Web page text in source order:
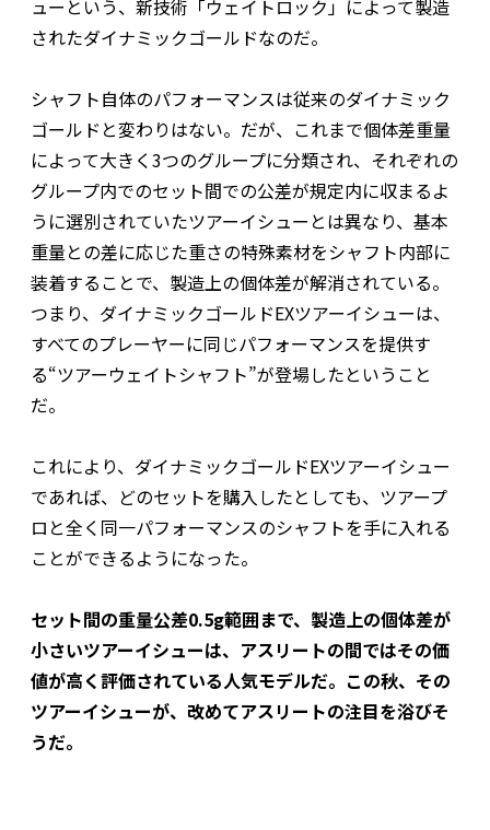
ューという、新技術「ウェイトロック」によって製造
されたダイナミックゴールドなのだ。
シャフト自体のパフォーマンスは従来のダイナミック
ゴールドと変わりはない。だが、これまで個体差重量
によって大きく3つのグループに分類され、それぞれの
グループ内でのセット間での公差が規定内に収まるよ
うに選別されていたツアーイシューとは異なり、基本
重量との差に応じた重さの特殊素材をシャフト内部に
装着することで、製造上の個体差が解消されている。
つまり、ダイナミックゴールドEXツアーイシューは、
すべてのプレーヤーに同じパフォーマンスを提供す
る“ツアーウェイトシャフト”が登場したということ
だ。
これにより、ダイナミックゴールドEXツアーイシュー
であれば、どのセットを購入したとしても、ツアープ
ロと全く同一パフォーマンスのシャフトを手に入れる
ことができるようになった。
セット間の重量公差0.5g範囲まで、製造上の個体差が
小さいツアーイシューは、アスリートの間ではその価
値が高く評価されている人気モデルだ。この秋、その
ツアーイシューが、改めてアスリートの注目を浴びそ
うだ。